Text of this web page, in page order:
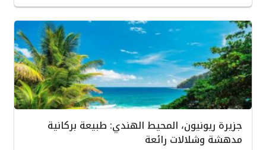
جزيرة ريونيون، المحيط الهندي: طبيعة بركانية
مدهشة وشلالات رائعة